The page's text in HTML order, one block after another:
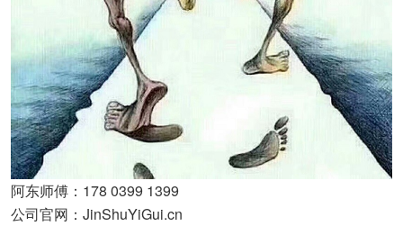
阿东师傅：178 0399 1399
公司官网：JinShuYiGui.cn